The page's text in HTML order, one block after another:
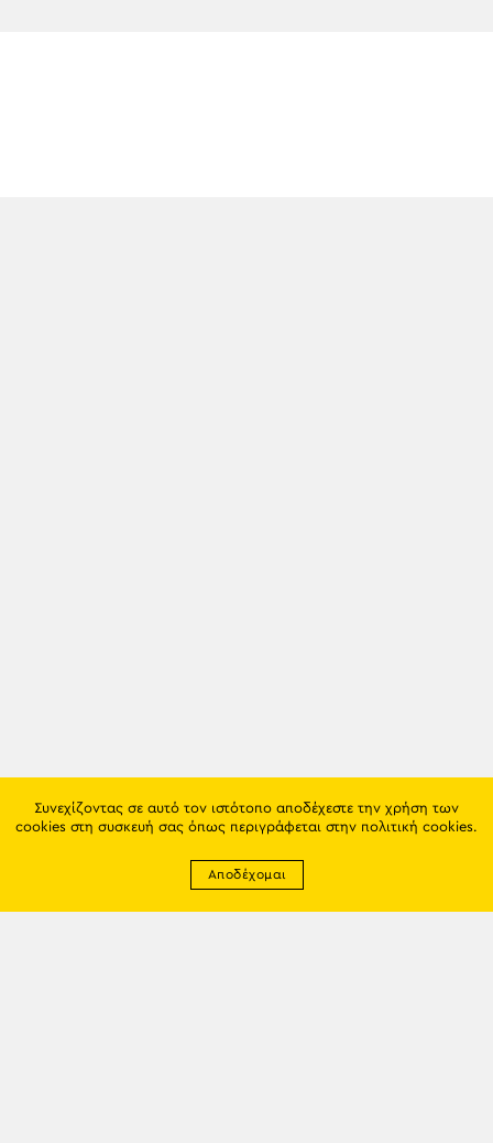
Συνεχίζοντας σε αυτό τον ιστότοπο αποδέχεστε την χρήση των
cookies στη συσκευή σας όπως περιγράφεται στην πολιτική cookies.
Αποδέχομαι